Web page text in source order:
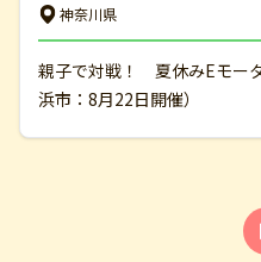
神奈川県
親子で対戦！ 夏休みEモー
浜市：8月22日開催）